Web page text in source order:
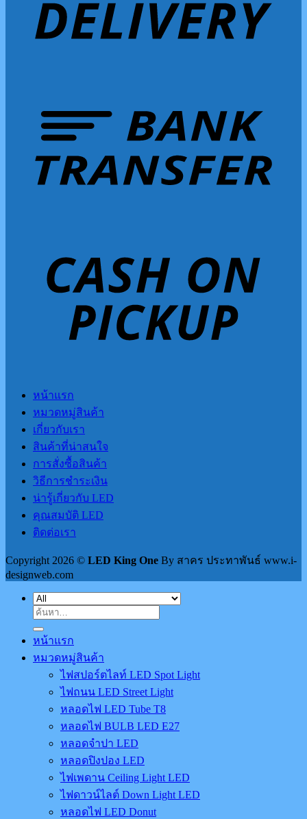
หน้าแรก
หมวดหมู่สินค้า
เกี่ยวกับเรา
สินค้าที่น่าสนใจ
การสั่งซื้อสินค้า
วิธีการชำระเงิน
น่ารู้เกี่ยวกับ LED
คุณสมบัติ LED
ติดต่อเรา
Copyright 2026 © LED King One By สาคร ประทาพันธ์ www.i-
designweb.com
ค้นหา:
หน้าแรก
หมวดหมู่สินค้า
ไฟสปอร์ตไลท์ LED Spot Light
ไฟถนน LED Street Light
หลอดไฟ LED Tube T8
หลอดไฟ BULB LED E27
หลอดจำปา LED
หลอดปิงปอง LED
ไฟเพดาน Ceiling Light LED
ไฟดาวน์ไลต์ Down Light LED
หลอดไฟ LED Donut